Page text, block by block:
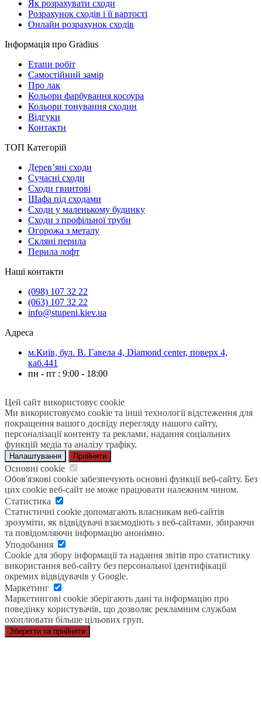
Як розрахувати сходи
Розрахунок сходів і її вартості
Онлайн розрахунок сходів
Інформація про Gradius
Етапи робіт
Самостійний замір
Про лак
Кольори фарбування косоура
Кольори тонування сходин
Відгуки
Контакти
ТОП Категорій
Дерев’яні сходи
Сучасні сходи
Сходи гвинтові
Шафа під сходами
Сходи у маленькому будинку
Сходи з профільної труби
Огорожа з металу
Скляні перила
Перила лофт
Наші контакти
(098) 107 32 22
(063) 107 32 22
info@stupeni.kiev.ua
Адреса
м.Київ, бул. В. Гавела 4, Diamond center, поверх 4,
каб.441
пн - пт : 9:00 - 18:00
Цей сайт використовує cookie
Ми використовуємо cookie та інші технології відстеження для
покращення вашого досвіду перегляду нашого сайту,
персоналізації контенту та реклами, надання соціальних
функцій медіа та аналізу трафіку.
Налаштування Прийняти
Основні cookie
Обов'язкові cookie забезпечують основні функції веб-сайту. Без
цих cookie веб-сайт не може працювати належним чином.
Статистика
Статистичні cookie допомагають власникам веб-сайтів
зрозуміти, як відвідувачі взаємодіють з веб-сайтами, збираючи
та повідомляючи інформацію анонімно.
Уподобання
Cookie для збору інформації та надання звітів про статистику
використання веб-сайту без персональної ідентифікації
окремих відвідувачів у Google.
Маркетинг
Маркетингові cookie зберігають дані та інформацію про
поведінку користувачів, що дозволяє рекламним службам
охоплювати більше цільових груп.
Зберегти та прийняти